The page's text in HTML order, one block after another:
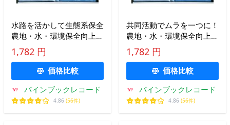
水路を活かして生態系保全
農地・水・環境保全向上対
策 支援シリーズ 共同活動
編 NO.3/DVD 中古 セル
版/e0319
1,782 円
価格比較
パインブックレコード
4.86 (56件)
共同活動でムラを一つに！
農地・水・環境保全向上対
策 支援シリーズ 共同活動
編 NO.4/DVD 中古 セル
版/e0320
1,782 円
価格比較
パインブックレコード
4.86 (56件)